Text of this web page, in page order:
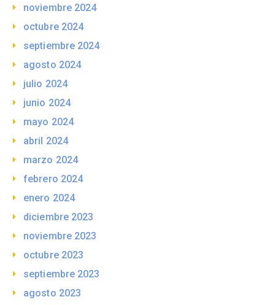
noviembre 2024
octubre 2024
septiembre 2024
agosto 2024
julio 2024
junio 2024
mayo 2024
abril 2024
marzo 2024
febrero 2024
enero 2024
diciembre 2023
noviembre 2023
octubre 2023
septiembre 2023
agosto 2023